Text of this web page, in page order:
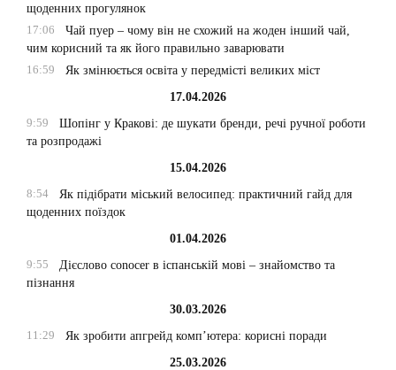
щоденних прогулянок
17:06
Чай пуер – чому він не схожий на жоден інший чай,
чим корисний та як його правильно заварювати
16:59
Як змінюється освіта у передмісті великих міст
17.04.2026
9:59
Шопінг у Кракові: де шукати бренди, речі ручної роботи
та розпродажі
15.04.2026
8:54
Як підібрати міський велосипед: практичний гайд для
щоденних поїздок
01.04.2026
9:55
Дієслово conocer в іспанській мові – знайомство та
пізнання
30.03.2026
11:29
Як зробити апгрейд комп’ютера: корисні поради
25.03.2026